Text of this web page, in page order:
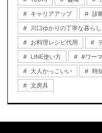
キャリアアップ
診
川口ゆかりの丁寧な暮らし
お料理レシピ代用
LINE使い方
#ワー
大人かっこいい
時
文房具